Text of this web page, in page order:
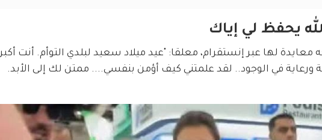
يحفظ لي إياك
لها عبر إنستقرام، معلقا: "عيد ميلاد سعيد لبلدي التوأم. أنت أكبر
ورعاية في الوجود.. لقد علمتني كيف أؤمن بنفسي.... ممتن لك إلى الأبد.